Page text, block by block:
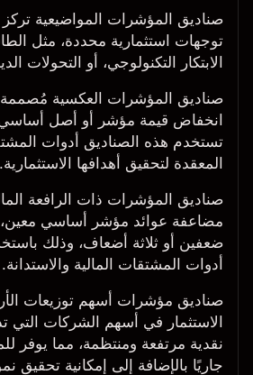
صناديق المؤشرات المواضيعية
توجهات استثمارية محددة، مثل
الابتكار التكنولوجي، أو التحولات
صناديق المؤشرات العكسية مُصممة
انخفاض قيمة مؤشر أو أصل أساسي
تستخدم هذه الصناديق أدوات
المعقدة لتحقيق أهدافها الاستثمارية.
صناديق المؤشرات ذات الرافعة
مضاعفة عوائد مؤشر أساسي معين،
ضعفين أو ثلاثة أضعاف، وذلك
أدوات المشتقات المالية والاستدانة.
صناديق مؤشرات أسهم توزيعات
الاستثمار في أسهم الشركات التي
نقدية مرتفعة ومنتظمة، مما يوفر
جاريًا بالإضافة إلى إمكانية تحقيق